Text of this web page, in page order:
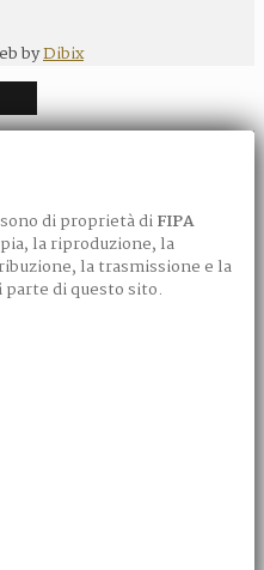
byDibix
di proprietà diFIPA
la riproduzione, la
la trasmissione e la
parte di questo sito.